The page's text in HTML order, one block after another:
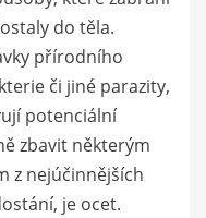
do těla.
přírodního
či jiné parazity,
potenciální
zbavit některým
z nejúčinnějších
je ocet.